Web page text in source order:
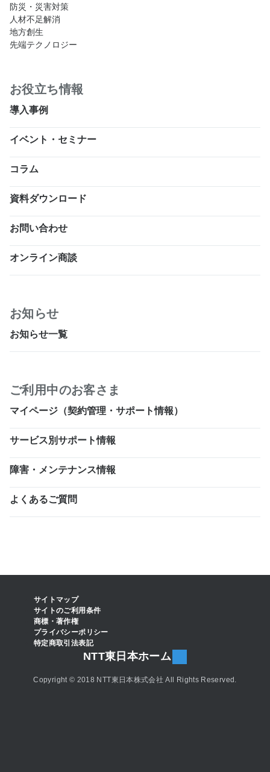
防災・災害対策
人材不足解消
地方創生
先端テクノロジー
お役立ち情報
導入事例
イベント・セミナー
コラム
資料ダウンロード
お問い合わせ
オンライン商談
お知らせ
お知らせ一覧
ご利用中のお客さま
マイページ（契約管理・サポート情報）
サービス別サポート情報
障害・メンテナンス情報
よくあるご質問
サイトマップ
サイトのご利用条件
商標・著作権
プライバシーポリシー
特定商取引法表記
NTT東日本ホーム
Copyright © 2018 NTT東日本株式会社 All Rights Reserved.